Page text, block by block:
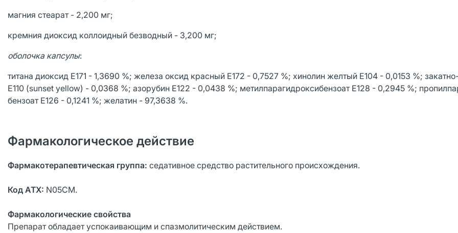
магния стеарат - 2,200 мг;
кремния диоксид коллоидный безводный - 3,200 мг;
оболочка капсулы:
титана диоксид Е171 - 1,3690 %; железа оксид красный Е172 - 0,7527 %; хинолин желтый Е104 - 0,0153 %;
Е110 (sunset yellow) - 0,0368 %; азорубин Е122 - 0,0438 %; метилпарагидроксибензоат Е128 - 0,2945 %;
бензоат Е126 - 0,1241 %; желатин - 97,3638 %.
Фармакологическое действие
Фармакотерапевтическая группа: седативное средство растительного происхождения.
Код АТХ: N05CM.
Фармакологические свойства
Препарат обладает успокаивающим и спазмолитическим действием.